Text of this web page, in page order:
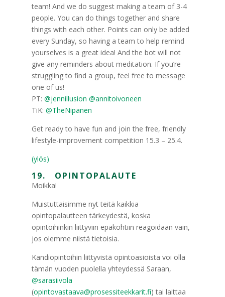
team! And we do suggest making a team of 3-4
people. You can do things together and share
things with each other. Points can only be added
every Sunday, so having a team to help remind
yourselves is a great idea! And the bot will not
give any reminders about meditation. If you’re
struggling to find a group, feel free to message
one of us!
PT: @jennillusion @annitoivoneen
TiK: @TheNipanen
Get ready to have fun and join the free, friendly
lifestyle-improvement competition 15.3 – 25.4.
(ylös)
19. OPINTOPALAUTE
Moikka!
Muistuttaisimme nyt teitä kaikkia
opintopalautteen tärkeydestä, koska
opintoihinkin liittyviin epäkohtiin reagoidaan vain,
jos olemme niistä tietoisia.
Kandiopintoihin liittyvistä opintoasioista voi olla
tämän vuoden puolella yhteydessä Saraan,
@sarasiivola
(opintovastaava@prosessiteekkarit.fi) tai laittaa